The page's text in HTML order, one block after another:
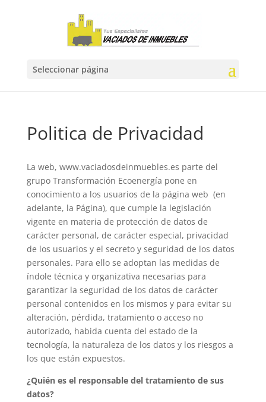
Seleccionar página
Politica de Privacidad
La web, www.vaciadosdeinmuebles.es parte del
grupo Transformación Ecoenergía pone en
conocimiento a los usuarios de la página web (en
adelante, la Página), que cumple la legislación
vigente en materia de protección de datos de
carácter personal, de carácter especial, privacidad
de los usuarios y el secreto y seguridad de los datos
personales. Para ello se adoptan las medidas de
índole técnica y organizativa necesarias para
garantizar la seguridad de los datos de carácter
personal contenidos en los mismos y para evitar su
alteración, pérdida, tratamiento o acceso no
autorizado, habida cuenta del estado de la
tecnología, la naturaleza de los datos y los riesgos a
los que están expuestos.
¿Quién es el responsable del tratamiento de sus
datos?